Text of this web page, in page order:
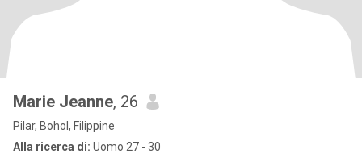
Marie Jeanne, 26
Pilar, Bohol, Filippine
Alla ricerca di: Uomo 27 - 30